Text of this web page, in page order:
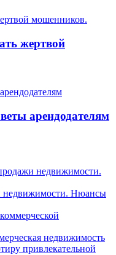
жертвой
арендодателям
недвижимости.
недвижимости. Нюансы
недвижимость
привлекательной